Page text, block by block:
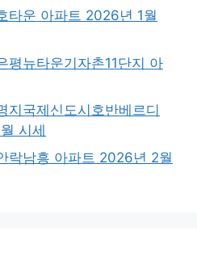
타운 아파트 2026년 1월
평뉴타운기자촌11단지 아
지국제신도시호반베르디
시세
락남흥 아파트 2026년 2월